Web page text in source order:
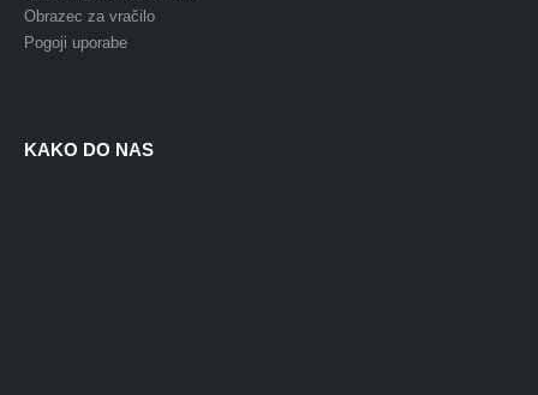
Obrazec za vračilo
Pogoji uporabe
KAKO DO NAS